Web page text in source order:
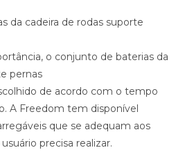
da cadeira de rodas suporte
o conjunto de baterias da
pernas
de acordo com o tempo
A Freedom tem disponível
que se adequam aos
precisa realizar.